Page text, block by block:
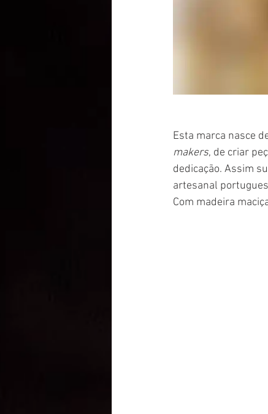
Esta marca nasce
makers, de criar
dedicação. Assim
artesanal
Com madeira